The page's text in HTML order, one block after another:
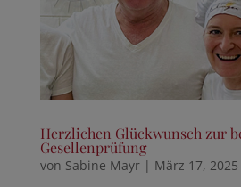
Herzlichen Glückwunsch zur
Gesellenprüfung
von Sabine Mayr| März 17, 2025